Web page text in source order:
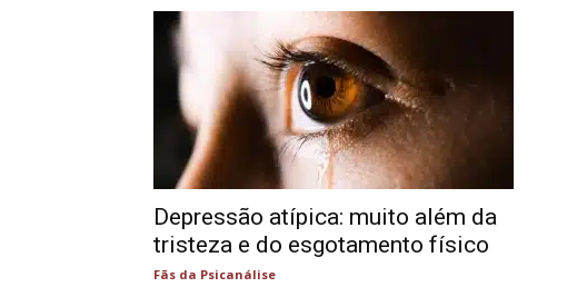
Depressão atípica: muito além da
tristeza e do esgotamento físico
Fãs da Psicanálise